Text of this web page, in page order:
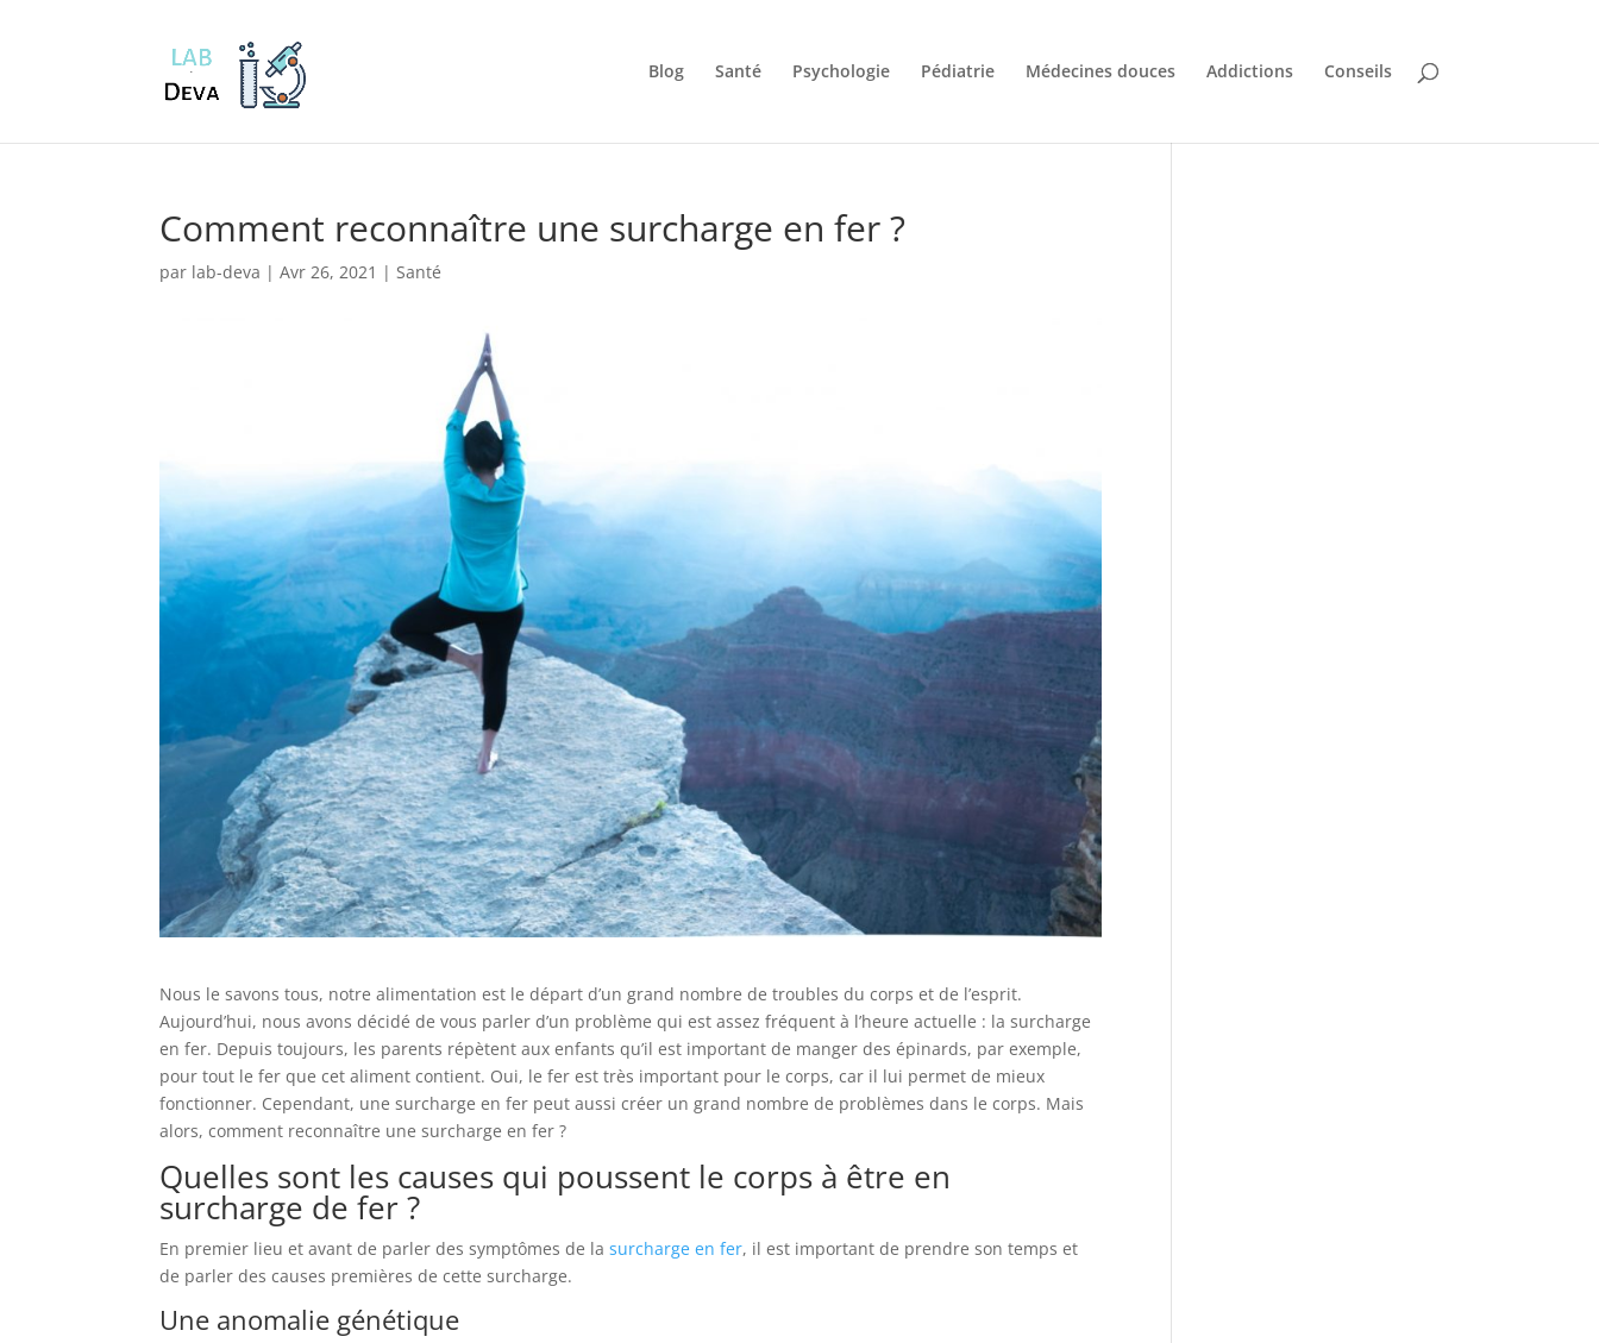
Blog Santé Psychologie Pédiatrie Médecines douces Addictions Conseils
Comment reconnaître une surcharge en fer ?
par lab-deva |Avr 26, 2021 |Santé
Nous le savons tous, notre alimentation est le départ d’un grand nombre de troubles du corps et de l’esprit.
Aujourd’hui, nous avons décidé de vous parler d’un problème qui est assez fréquent à l’heure actuelle : la surcharge
en fer. Depuis toujours, les parents répètent aux enfants qu’il est important de manger des épinards, par exemple,
pour tout le fer que cet aliment contient. Oui, le fer est très important pour le corps, car il lui permet de mieux
fonctionner. Cependant, une surcharge en fer peut aussi créer un grand nombre de problèmes dans le corps. Mais
alors, comment reconnaître une surcharge en fer ?
Quelles sont les causes qui poussent le corps à être en
surcharge de fer ?
En premier lieu et avant de parler des symptômes de lasurcharge en fer, il est important de prendre son temps et
de parler des causes premières de cette surcharge.
Une anomalie génétique